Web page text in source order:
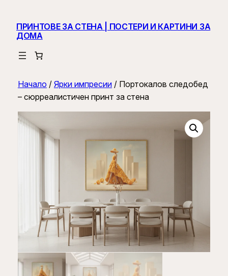
ПРИНТОВЕ ЗА СТЕНА | ПОСТЕРИ И КАРТИНИ ЗА
ДОМА
Начало / Ярки импресии/ Портокалов следобед
– сюрреалистичен принт за стена